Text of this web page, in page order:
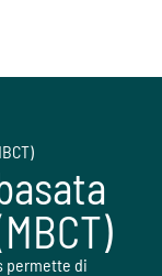
permette di